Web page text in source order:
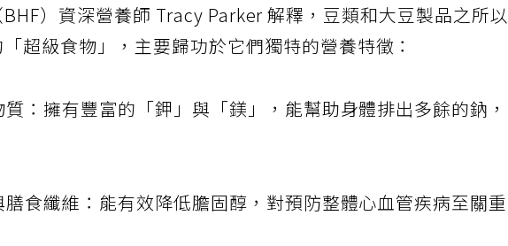
）資深營養師 Tracy Parker 解釋，豆類和大豆製品之所以
超級食物」，主要歸功於它們獨特的營養特徵：
：擁有豐富的「鉀」與「鎂」，能幫助身體排出多餘的鈉，
食纖維：能有效降低膽固醇，對預防整體心血管疾病至關重